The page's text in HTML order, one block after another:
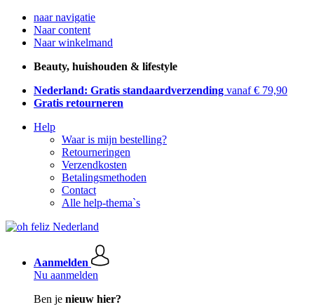
naar navigatie
Naar content
Naar winkelmand
Beauty, huishouden & lifestyle
Nederland: Gratis standaardverzending vanaf € 79,90
Gratis retourneren
Help
Waar is mijn bestelling?
Retourneringen
Verzendkosten
Betalingsmethoden
Contact
Alle help-thema`s
Aanmelden
Nu aanmelden
Ben je nieuw hier?